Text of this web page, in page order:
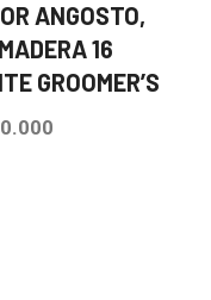
ANGOSTO,
16
GROOMER’S